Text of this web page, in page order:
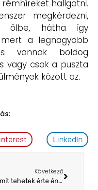
hallgatni.
megkérdezni,
ölbe, hátha így
a legnagyobb
vannak boldog
vagy csak a puszta
között az.
LinkedIn
Következő
De mit tehetek érte én? – 2. rész – Ha már hazajött…